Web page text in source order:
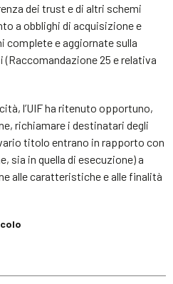
dei trust e di altri schemi
a obblighi di acquisizione e
complete e aggiornate sulla
25 e relativa
l’UIF ha ritenuto opportuno,
richiamare i destinatari degli
titolo entrano in rapporto con
sia in quella di esecuzione) a
alle caratteristiche e alle finalità